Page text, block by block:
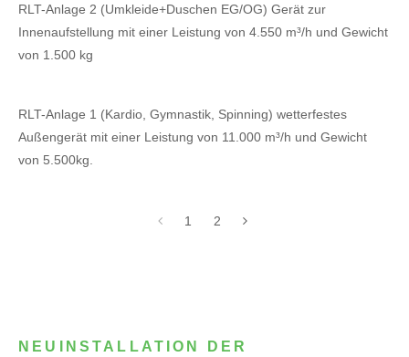
RLT-Anlage 2 (Umkleide+Duschen EG/OG) Gerät zur
Innenaufstellung mit einer Leistung von 4.550 m³/h und Gewicht
von 1.500 kg
RLT-Anlage 1 (Kardio, Gymnastik, Spinning) wetterfestes
Außengerät mit einer Leistung von 11.000 m³/h und Gewicht
von 5.500kg.
1 2
NEUINSTALLATION DER